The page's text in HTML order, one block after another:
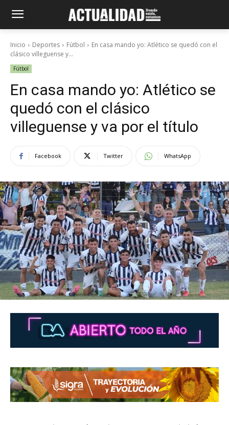
Inicio Deportes Fútbol
En casa mando yo: Atlético se quedó con el
clásico villeguense y...
Fútbol
En casa mando yo: Atlético se
quedó con el clásico
villeguense y va por el título
Facebook Twitter WhatsApp